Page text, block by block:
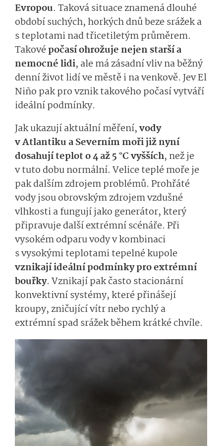
Evropou. Taková situace znamená dlouhé
období suchých, horkých dnů beze srážek a
s teplotami nad třicetiletým průměrem.
Takovépočasí ohrožuje nejen starší a
nemocné lidi, ale má zásadní vliv na běžný
denní život lidí ve městě i na venkově. Jev El
Niño pak pro vznik takového počasí vytváří
ideální podmínky.
Jak ukazují aktuální měření,vody
v Atlantiku a Severním moři již nyní
dosahují teplot o 4 až 5 °C vyšších, než je
v tuto dobu normální. Velice teplé moře je
pak dalším zdrojem problémů. Prohřáté
vody jsou obrovským zdrojem vzdušné
vlhkosti a fungují jako generátor, který
připravuje další extrémní scénáře. Při
vysokém odparu vody v kombinaci
s vysokými teplotami tepelné kupole
vznikají ideální podmínky pro extrémní
bouřky. Vznikají pak často stacionární
konvektivní systémy, které přinášejí
kroupy, zničující vítr nebo rychlý a
extrémní spad srážek během krátké chvíle.